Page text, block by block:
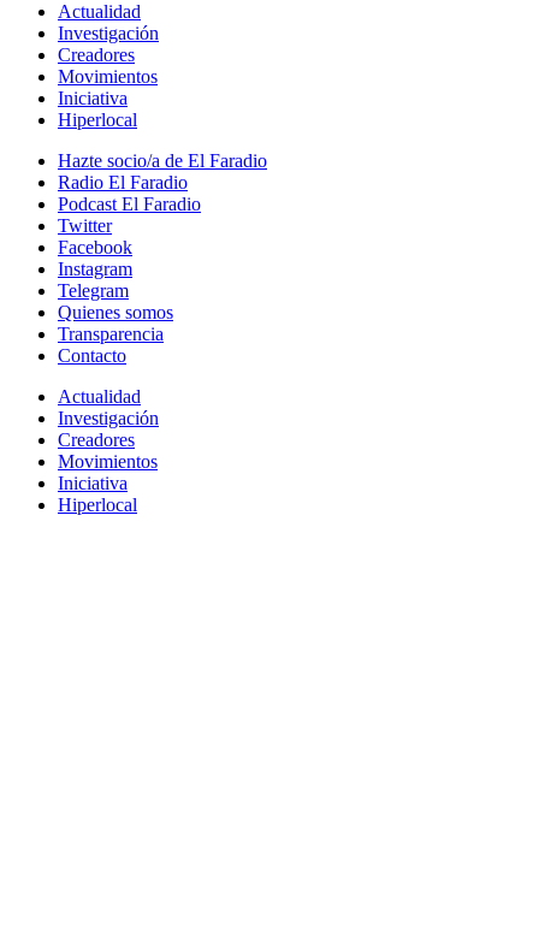
Actualidad
Investigación
Creadores
Movimientos
Iniciativa
Hiperlocal
Hazte socio/a de El Faradio
Radio El Faradio
Podcast El Faradio
Twitter
Facebook
Instagram
Telegram
Quienes somos
Transparencia
Contacto
Actualidad
Investigación
Creadores
Movimientos
Iniciativa
Hiperlocal